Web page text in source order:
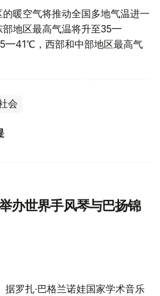
暖空气将推动全国多地气温进一
部地区最高气温将升至35—
，西部和中部地区最高气
会
办世界手风琴与巴扬锦
据罗扎·巴格兰诺娃国家学术音乐